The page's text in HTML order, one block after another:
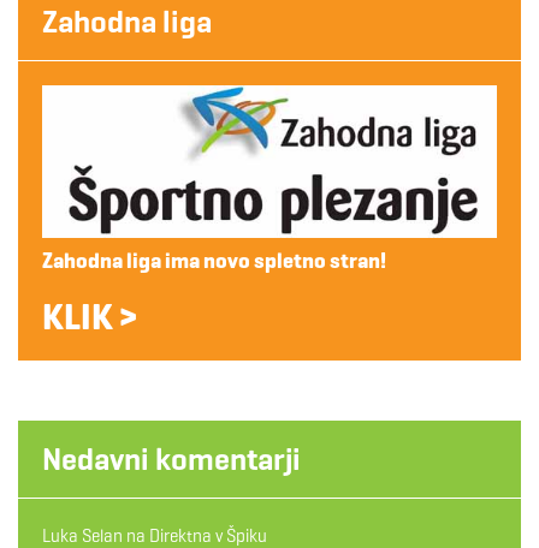
Zahodna liga
Zahodna liga ima novo spletno stran!
KLIK >
Nedavni komentarji
Luka Selan na Direktna v Špiku